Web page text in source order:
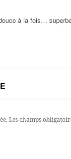
à la fois…
Les champs